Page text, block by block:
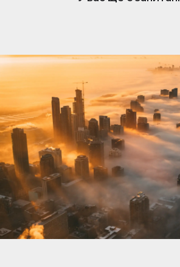
нерухомості. Коли вам
Щоб відповісти та зв’язатися з
покупцями чи орендарями,
ваша підписка активна.